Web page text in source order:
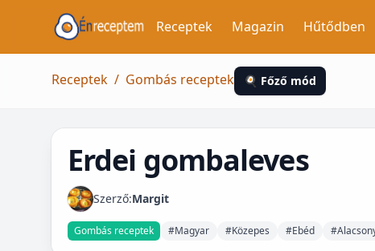
Receptek Magazin Hűtődben
Receptek / Gombás receptek 🍳 Főző mód
Erdei gombaleves
Szerző:Margit
Gombás receptek #Magyar #Közepes #Ebéd